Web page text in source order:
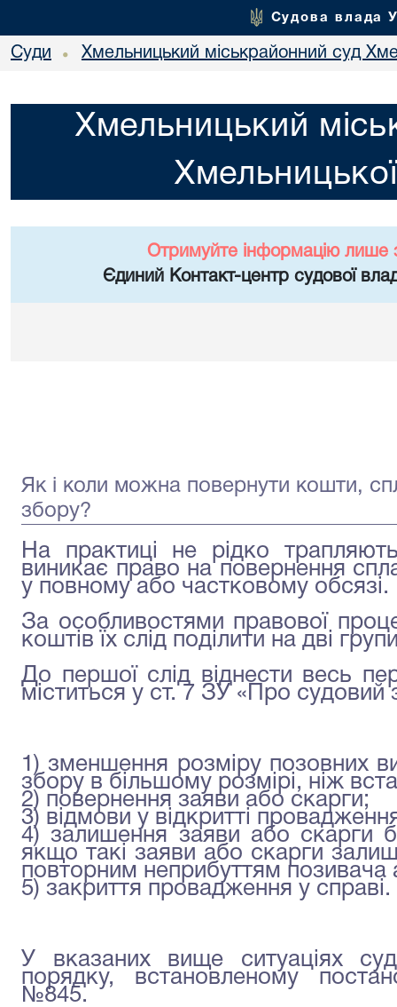
Судова влада
Суди • Хмельницький міськрайонний суд
Хмельницький
Отримуйте інформацію лише
Єдиний Контакт-центр судової
Як і коли можна повернути кошти,
збору?
На практиці не рідко
виникає право на повернення
у повному або частковому обсязі.
За особливостями правової
коштів їх слід поділити на дві
До першої слід віднести весь
міститься у ст. 7 ЗУ «Про судовий
1) зменшення розміру позовних
збору в більшому розмірі, ніж
2) повернення заяви або скарги;
3) відмови у відкритті
4) залишення заяви або скарги
якщо такі заяви або скарги
повторним неприбуттям
5) закриття провадження у справі.
У вказаних вище ситуаціях
порядку, встановленому
№845.